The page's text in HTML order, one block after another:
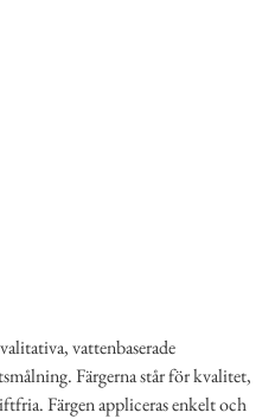
vattenbaserade
Färgerna står för kvalitet,
Färgen appliceras enkelt och